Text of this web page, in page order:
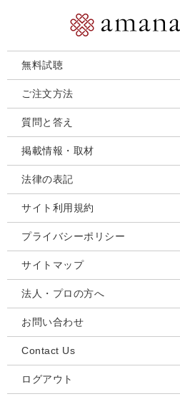
無料試聴
ご注文方法
質問と答え
掲載情報・取材
法律の表記
サイト利用規約
プライバシーポリシー
サイトマップ
法人・プロの方へ
お問い合わせ
Contact Us
ログアウト